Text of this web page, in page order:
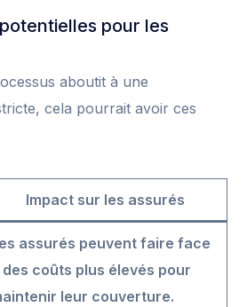
pour les
aboutit à une
cela pourrait avoir ces
Impact sur les assurés
assurés peuvent faire face
des coûts plus élevés pour
leur couverture.